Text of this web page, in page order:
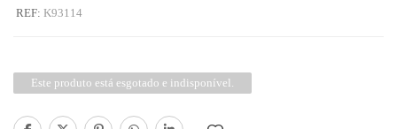
REF: K93114
Este produto está esgotado e indisponível.